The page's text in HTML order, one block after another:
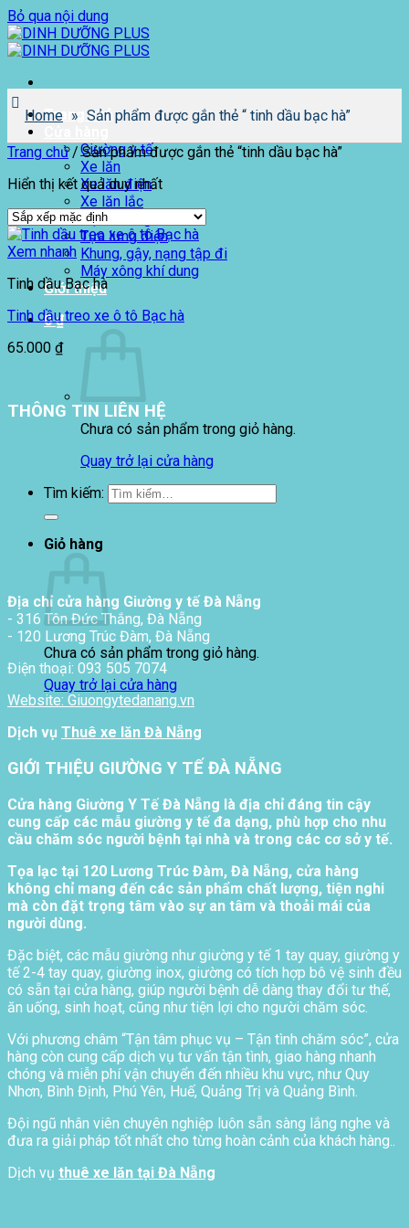
Bỏ qua nội dung
Trang chủ
Giường y tế
Xe lăn
Xe lăn điện
Xe lăn lắc
Nệm chống loét
Tựa lưng điện
Khung, gậy, nạng tập đi
Máy xông khí dung
Giới thiệu
0₫
Chưa có sản phẩm trong giỏ hàng.
Quay trở lại cửa hàng
Tìm kiếm:
Giỏ hàng
Chưa có sản phẩm trong giỏ hàng.
Quay trở lại cửa hàng
Home » Sản phẩm được gắn thẻ “ tinh dầu bạc hà”
Trang chủ /Sản phẩm được gắn thẻ “tinh dầu bạc hà”
Hiển thị kết quả duy nhất
Xem nhanh
Tinh dầu Bạc hà
Tinh dầu treo xe ô tô Bạc hà
65.000 ₫
THÔNG TIN LIÊN HỆ
Địa chỉ cửa hàng Giường y tế Đà Nẵng
- 316 Tôn Đức Thắng, Đà Nẵng
- 120 Lương Trúc Đàm, Đà Nẵng
Điện thoại: 093 505 7074
Website: Giuongytedanang.vn
Dịch vụ Thuê xe lăn Đà Nẵng
GIỚI THIỆU GIƯỜNG Y TẾ ĐÀ NẴNG
Cửa hàng Giường Y Tế Đà Nẵng là địa chỉ đáng tin cậy
cung cấp các mẫu giường y tế đa dạng, phù hợp cho nhu
cầu chăm sóc người bệnh tại nhà và trong các cơ sở y tế.
Tọa lạc tại 120 Lương Trúc Đàm, Đà Nẵng, cửa hàng
không chỉ mang đến các sản phẩm chất lượng, tiện nghi
mà còn đặt trọng tâm vào sự an tâm và thoải mái của
người dùng.
Đặc biệt, các mẫu giường như giường y tế 1 tay quay, giường y
tế 2-4 tay quay, giường inox, giường có tích hợp bô vệ sinh đều
có sẵn tại cửa hàng, giúp người bệnh dễ dàng thay đổi tư thế,
ăn uống, sinh hoạt, cũng như tiện lợi cho người chăm sóc.
Với phương châm “Tận tâm phục vụ – Tận tình chăm sóc”, cửa
hàng còn cung cấp dịch vụ tư vấn tận tình, giao hàng nhanh
chóng và miễn phí vận chuyển đến nhiều khu vực, như Quy
Nhơn, Bình Định, Phú Yên, Huế, Quảng Trị và Quảng Bình.
Đội ngũ nhân viên chuyên nghiệp luôn sẵn sàng lắng nghe và
đưa ra giải pháp tốt nhất cho từng hoàn cảnh của khách hàng..
Dịch vụ thuê xe lăn tại Đà Nẵng